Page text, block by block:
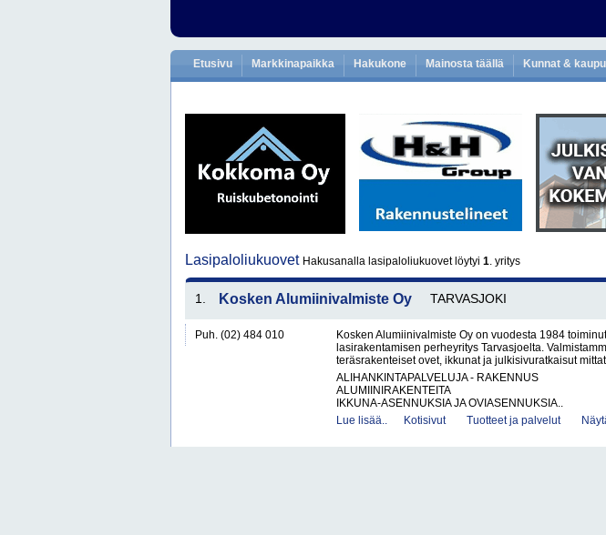
Etusivu Markkinapaikka Hakukone Mainosta täällä Kunnat &
Lasipaloliukuovet Hakusanalla lasipaloliukuovet löytyi 1. yritys
1. Kosken Alumiinivalmiste Oy TARVASJOKI
Puh. (02) 484 010
Kosken Alumiinivalmiste Oy on vuodesta 1984
lasirakentamisen perheyritys Tarvasjoelta.
teräsrakenteiset ovet, ikkunat ja julkisivuratkaisut
ALIHANKINTAPALVELUJA - RAKENNUS
ALUMIINIRAKENTEITA
IKKUNA-ASENNUKSIA JA OVIASENNUKSIA..
Lue lisää..
Kotisivut Tuotteet ja palvelut